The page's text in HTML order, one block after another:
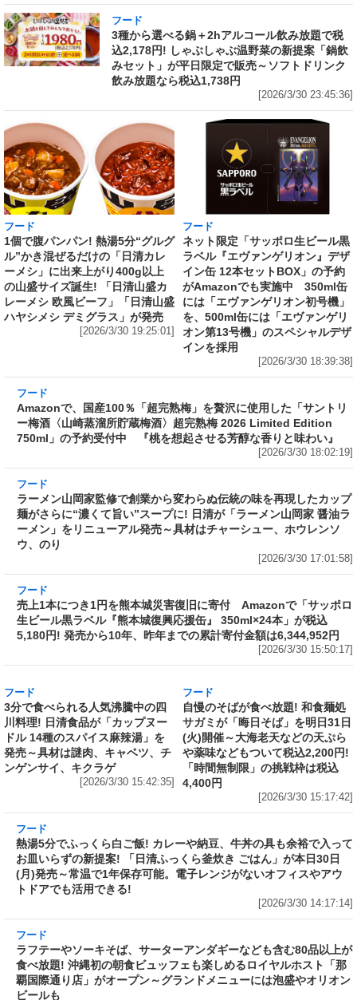
フード
3種から選べる鍋＋2hアルコール飲み放題で税
込2,178円! しゃぶしゃぶ温野菜の新提案「鍋飲
みセット」が平日限定で販売～ソフトドリンク
飲み放題なら税込1,738円
[2026/3/30 23:45:36]
フード
1個で腹パンパン! 熱湯5分“グルグ
ル”かき混ぜるだけの「日清カレ
ーメシ」に出来上がり400g以上
の山盛サイズ誕生! 「日清山盛カ
レーメシ 欧風ビーフ」「日清山盛
ハヤシメシ デミグラス」が発売
[2026/3/30 19:25:01]
フード
ネット限定「サッポロ生ビール黒
ラベル『エヴァンゲリオン』デザ
イン缶 12本セットBOX」の予約
がAmazonでも実施中 350ml缶
には「エヴァンゲリオン初号機」
を、500ml缶には「エヴァンゲリ
オン第13号機」のスペシャルデザ
インを採用
[2026/3/30 18:39:38]
Amazonで、国産100％「超完熟梅」を贅沢に使
用した「サントリー梅酒〈山崎蒸溜所貯蔵梅
酒〉超完熟梅 2026 Limited Edition 750ml」の
予約受付中 『桃を想起させる芳醇な香りと味
わい』
フード
ラーメン山岡家監修で創業から変わらぬ伝統の
ープに! 日清が「ラーメン山岡家 醤油ラーメ
ン」をリニューアル発売～具材はチャーシュ
[2026/3/30 17:01:58]
フード
売上1本につき1円を熊本城災害復旧に寄付
Amazonで「サッポロ生ビール黒ラベル『熊本
発売から10年、昨年までの累計寄付金額は
6,344,952円
[2026/3/30 15:50:17]
フード
3分で食べられる人気沸騰中の四
川料理! 日清食品が「カップヌー
発売～具材は謎肉、キャベツ、チ
ンゲンサイ、キクラゲ
[2026/3/30 15:42:35]
フード
自慢のそばが食べ放題! 和食麺処
(火)開催～大海老天などの天ぷら
や薬味などもついて税込2,200円!
4,400円
[2026/3/30 15:17:42]